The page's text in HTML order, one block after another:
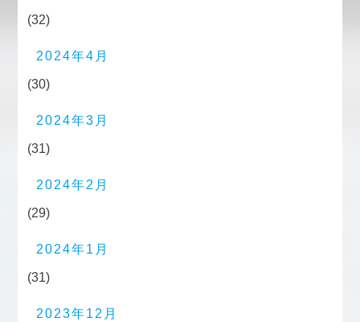
(32)
2024年4月
(30)
2024年3月
(31)
2024年2月
(29)
2024年1月
(31)
2023年12月